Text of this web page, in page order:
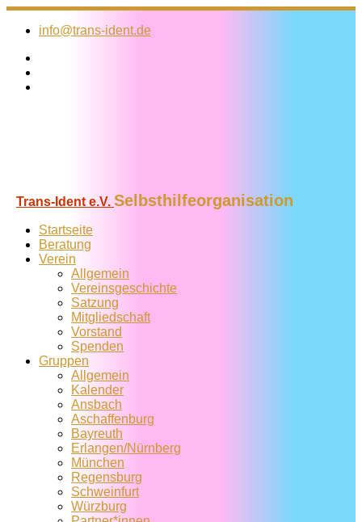
Zum
Inhalt
info@trans-ident.de
Trans-Ident e.V. Selbsthilfeorganisation
Startseite
Beratung
Verein
Allgemein
Vereins­geschichte
Satzung
Mitglied­schaft
Vorstand
Spenden
Gruppen
Allgemein
Kalender
Ansbach
Aschaffenburg
Bayreuth
Erlangen/Nürnberg
München
Regensburg
Schweinfurt
Würzburg